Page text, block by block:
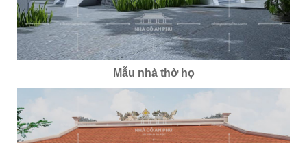
Mẫu nhà thờ họ